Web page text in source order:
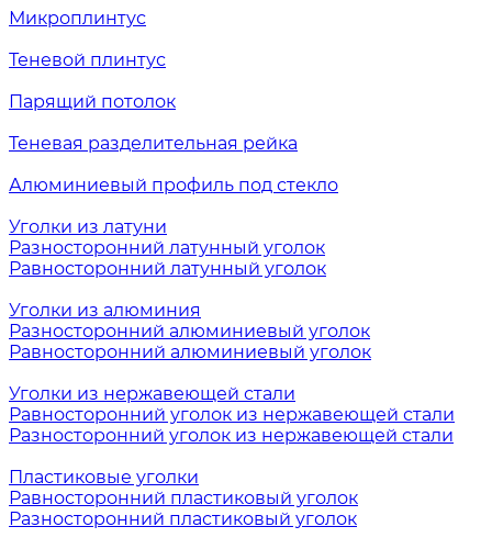
Микроплинтус
Теневой плинтус
Парящий потолок
Теневая разделительная рейка
Алюминиевый профиль под стекло
Уголки из латуни
Разносторонний латунный уголок
Равносторонний латунный уголок
Уголки из алюминия
Разносторонний алюминиевый уголок
Равносторонний алюминиевый уголок
Уголки из нержавеющей стали
Равносторонний уголок из нержавеющей стали
Разносторонний уголок из нержавеющей стали
Пластиковые уголки
Равносторонний пластиковый уголок
Разносторонний пластиковый уголок